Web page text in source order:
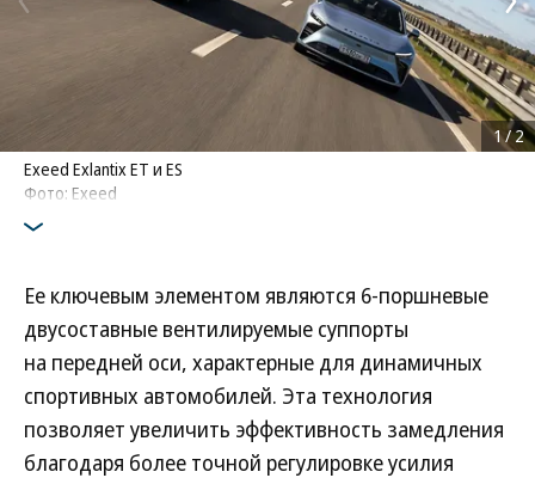
Exeed Exlantix ET и ES
Фото: Exeed
1/2
Ее ключевым элементом являются 6-поршневые
двусоставные вентилируемые суппорты
на передней оси, характерные для динамичных
спортивных автомобилей. Эта технология
позволяет увеличить эффективность замедления
благодаря более точной регулировке усилия